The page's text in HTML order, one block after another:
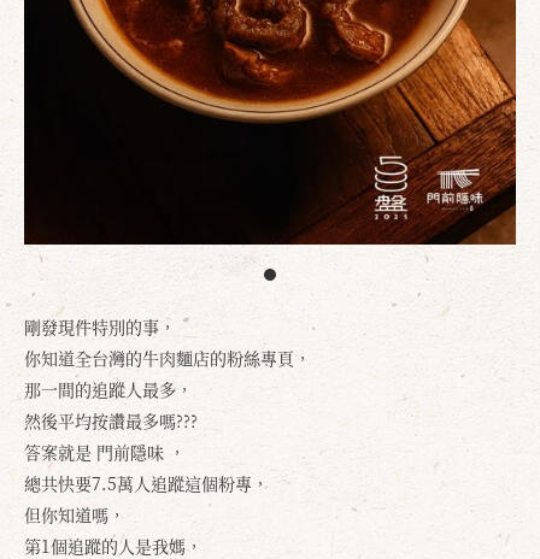
剛發現件特別的事，
你知道全台灣的牛肉麵店的粉絲專頁，
那一間的追蹤人最多，
然後平均按讚最多嗎???
答案就是 門前隱味 ，
總共快要7.5萬人追蹤這個粉專，
但你知道嗎，
第1個追蹤的人是我媽，